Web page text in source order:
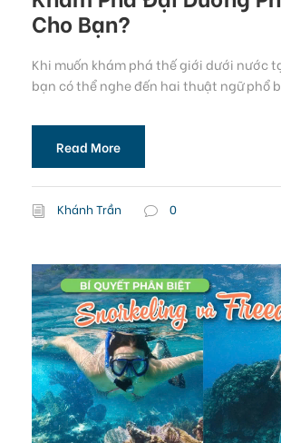
Cho Bạn?
Khi muốn khám phá thế giới dưới nước
bạn có thể nghe đến hai thuật ngữ phổ
Read More
Khánh Trần 0